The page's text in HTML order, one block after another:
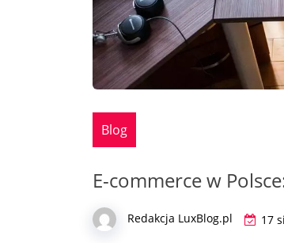
Blog
E-commerce w
Redakcja LuxBlog.pl 17